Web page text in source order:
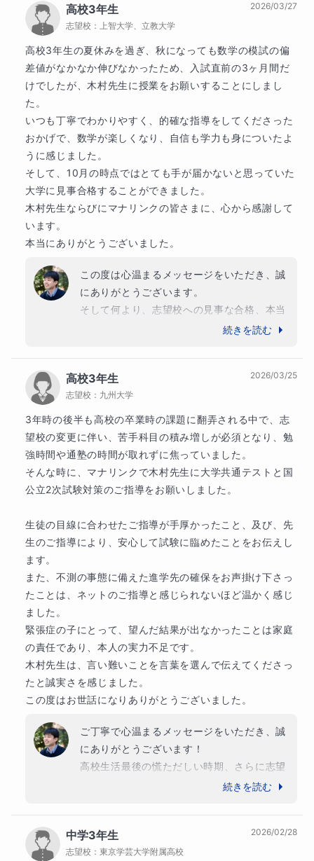
理科が苦手なお子さまの場合、
「何がわからないのか自分でも整理できない」
「宿題のやり方が合っているのか不安」
「勉強量は足りているのに、点数に結びつかない」
ということがよくあります。
そこで本講座では、授業時間だけでなく、
学習の進め方や理解度の確認まで意識してサポートしま
す。
さらに、2ヶ月に1回、保護者様・生徒様・講師での三者
面談ができるコースです。
普段の授業の様子や学習状況、今後の課題や方針を共有し
ながら、
ご家庭とも連携して進めていけるので、安心して受講して
無料体験でできること
無料体験では、現在のご状況やお悩みに合わせて、体験内
容を選んでいただけます。
・スタンダード型
・テスト結果振り返り型
・合格ライン診断型
・勉強法診断型
・成功体験重視型
「理科のどこで止まっているのか知りたい」
「まずは相性を確かめたい」
という方も、お気軽にご相談ください。
高校3年生
志望校： 上智大学、立教大学
2026/03/27
高校3年生の夏休みを過ぎ、秋になっても数学の模試の偏
差値がなかなか伸びなかったため、入試直前の3ヶ月間だ
けでしたが、木村先生に授業をお願いすることにしまし
た。
いつも丁寧でわかりやすく、的確な指導をしてくださった
おかげで、数学が楽しくなり、自信も学力も身についたよ
うに感じました。
そして、10月の時点ではとても手が届かないと思っていた
大学に見事合格することができました。
木村先生ならびにマナリンクの皆さまに、心から感謝して
います。
本当にありがとうございました。
この度は心温まるメッセージをいただき、誠
にありがとうございます。
そして何より、志望校への見事な合格、本当
におめでとうございます！私も自分のことの
高校3年生の秋という、受験に対する焦りや
プレッシャーが最も大きくなる時期からのス
タートでしたが、最後まで決して諦めずに数
学と向き合った結果が見事に実を結びました
ね。
「数学が楽しくなり、自信がついた」という
いほどの喜びです。入試直前の3ヶ月間で大
きく学力を伸ばすことができたのは、息子様
ことを素直に吸収して、ご自身でコツコツと
努力を積み重ねたからこそ達成できたもので
秋の時点からの大きな壁を乗り越えて掴み取
ったこの成功体験は、これから始まる大学生
活、そしてその先の人生においても、必ず息
子様を支える大きな自信になるはずです。
春からの新しい環境でのさらなるご活躍を、
心より応援しております。
本当にありがとうございました！
続きを読む
高校3年生
志望校： 九州大学
2026/03/25
3年時の後半も高校の卒業時の課題に翻弄される中で、志
望校の変更に伴い、苦手科目の積み増しが必須となり、勉
強時間や通塾の時間が取れずに焦っていました。
そんな時に、マナリンクで木村先生に大学共通テストと国
公立2次試験対策のご指導をお願いしました。
生徒の目線に合わせたご指導が手厚かったこと、及び、先
生のご指導により、安心して試験に臨めたことをお伝えし
ます。
また、不測の事態に備えた進学先の確保をお声掛け下さっ
たことは、ネットのご指導と感じられないほど温かく感じ
ました。
緊張症の子にとって、望んだ結果が出なかったことは家庭
の責任であり、本人の実力不足です。
木村先生は、言い難いことを言葉を選んで伝えてくださっ
たと誠実さを感じました。
この度はお世話になりありがとうございました。
ご丁寧で心温まるメッセージをいただき、誠
にありがとうございます！
高校生活最後の慌ただしい時期、さらに志望
校変更に伴うご負担も大きい中で、最後まで
ていた姿は大変素晴らしかったと思います。
限られた時間の中で焦りや不安もあったかと
思いますが、私のご指導に対し、毎回本当に
続きを読む
中学3年生
志望校： 東京学芸大学附属高校
2026/02/28